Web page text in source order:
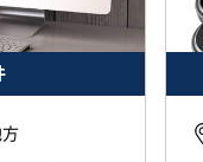
方